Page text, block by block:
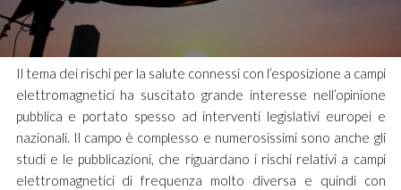
Il tema dei rischi per la salute connessi con l’esposizione a campi
elettromagnetici ha suscitato grande interesse nell’opinione
pubblica e portato spesso ad interventi legislativi europei e
nazionali. Il campo è complesso e numerosissimi sono anche gli
studi e le pubblicazioni, che riguardano i rischi relativi a campi
elettromagnetici di frequenza molto diversa e quindi con